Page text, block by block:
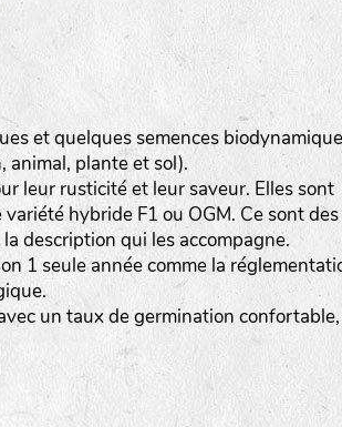
et quelques semences
animal, plante et sol).
leur rusticité et leur saveur. Elles sont
hybride F1 ou OGM. Ce sont des
description qui les accompagne.
1 seule année comme la
un taux de germination confortable,